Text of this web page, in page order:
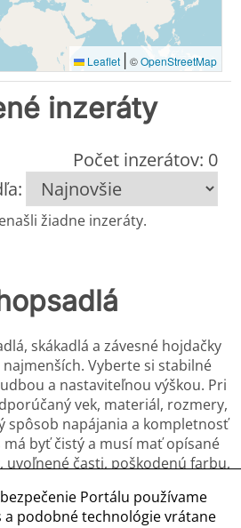
Leaflet | ©OpenStreetMap
inzeráty
Počet inzerátov: 0
žiadne inzeráty.
skákadlá a závesné hojdačky
Vyberte si stabilné
a nastaviteľnou výškou. Pri
vek, materiál, rozmery,
spôsob napájania a kompletnosť
byť čistý a musí mať opísané
uvoľnené časti, poškodenú farbu,
majú byť nové a nepoužité, ak
účinnú sterilizáciu
Portálu používame
a podobné technológie vrátane